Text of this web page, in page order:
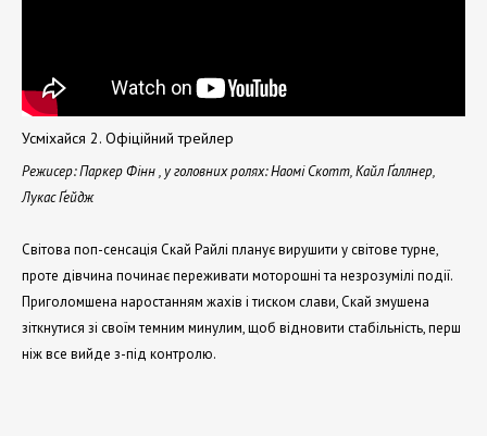
Усміхайся 2. Офіційний трейлер
Режисер: Паркер Фінн , у головних ролях: Наомі Скотт, Кайл Ґаллнер,
Лукас Ґейдж
Світова поп-сенсація Скай Райлі планує вирушити у світове турне,
проте дівчина починає переживати моторошні та незрозумілі події.
Приголомшена наростанням жахів і тиском слави, Скай змушена
зіткнутися зі своїм темним минулим, щоб відновити стабільність, перш
ніж все вийде з-під контролю.